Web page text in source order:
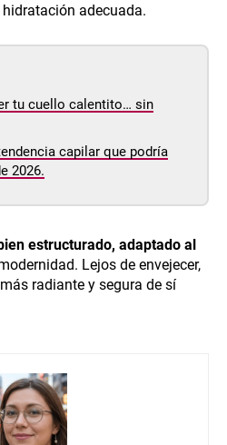
adecuada.
tu cuello calentito… sin
capilar que podría
2026.
estructurado, adaptado al
Lejos de envejecer,
radiante y segura de sí